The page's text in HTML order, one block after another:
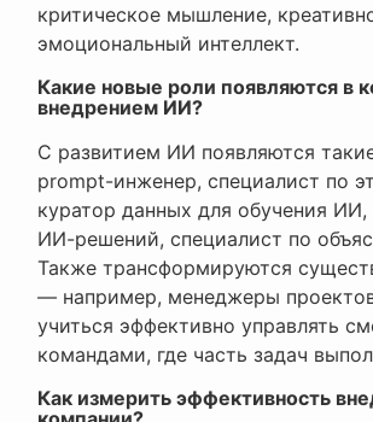
критическое мышление,
эмоциональный интеллект.
Какие новые роли появляются в
внедрением ИИ?
С развитием ИИ появляются
prompt-инженер, специалист по
куратор данных для обучения ИИ,
ИИ-решений, специалист по
Также трансформируются
— например, менеджеры
учиться эффективно управлять
командами, где часть задач
Как измерить эффективность